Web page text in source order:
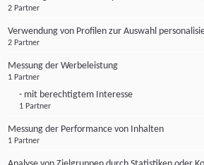
2 Partner
Verwendung von Profilen zur Auswahl
2 Partner
Messung der Werbeleistung
1 Partner
- mit berechtigtem Interesse
1 Partner
Messung der Performance von Inhalten
1 Partner